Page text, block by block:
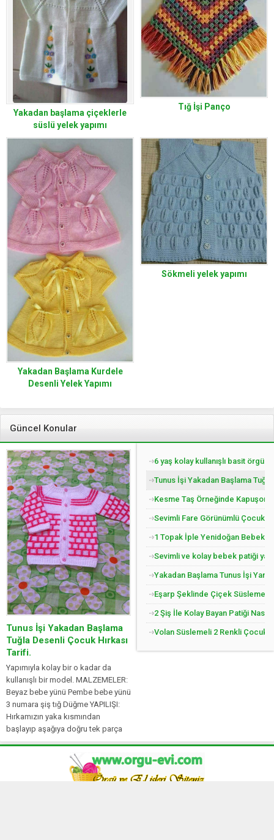
Yakadan başlama çiçeklerle
süslü yelek yapımı
Tığ İşi Panço
Yakadan Başlama Kurdele
Desenli Yelek Yapımı
Sökmeli yelek yapımı
Güncel Konular
Tunus İşi Yakadan Başlama
Tuğla Desenli Çocuk Hırkası
Tarifi.
Yapımıyla kolay bir o kadar da
kullanışlı bir model. MALZEMELER:
Beyaz bebe yünü Pembe bebe yünü
3 numara şiş tığ Düğme YAPILIŞI:
Hırkamızın yaka kısmından
başlayıp aşağıya doğru tek parça
olarak öreceğiz. Yaka için 80 ilmek
başlayalım. İlmeklerimizi 1 düz,...
6 yaş kolay kullanışlı basit örgü
Tunus İşi Yakadan Başlama
Kesme Taş Örneğinde
Sevimli Fare Görünümlü Çocuk
1 Topak İple Yenidoğan Bebek
Sevimli ve kolay bebek patiği
Yakadan Başlama Tunus İşi
Eşarp Şeklinde Çiçek Süslemeli
2 Şiş İle Kolay Bayan Patiği Nasıl
Volan Süslemeli 2 Renkli Çocuk